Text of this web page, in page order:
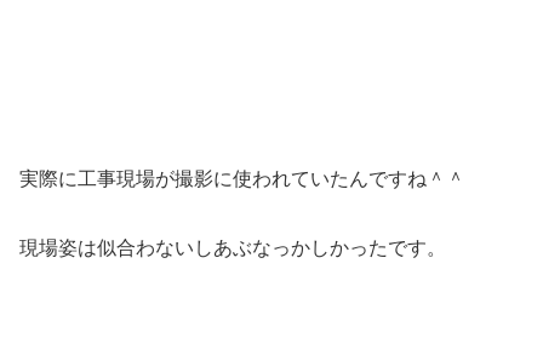
実際に工事現場が撮影に使われていたんですね＾＾
現場姿は似合わないしあぶなっかしかったです。